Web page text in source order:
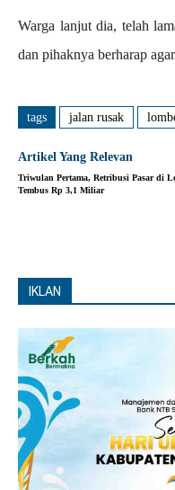
Warga lanjut dia, telah
dan pihaknya berharap
tags jalan rusak
Artikel Yang Relevan
Triwulan Pertama, Retribusi Pasar di
Tembus Rp 3,1 Miliar
IKLAN